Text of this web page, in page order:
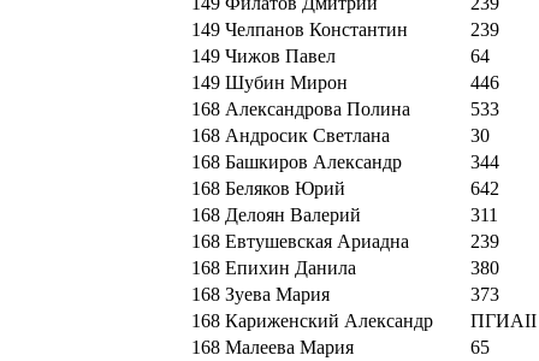
149 Челпанов Константин
239
149 Чижов Павел
64
149 Шубин Мирон
446
168 Александрова Полина
533
168 Андросик Светлана
30
168 Башкиров Александр
344
168 Беляков Юрий
642
168 Делоян Валерий
311
168 Евтушевская Ариадна
239
168 Епихин Данила
380
168 Зуева Мария
373
168 Кариженский Александр
ПГИАII
168 Малеева Мария
65